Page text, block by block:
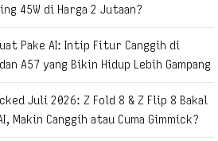
45W di Harga 2 Jutaan?
Pake AI: Intip Fitur Canggih di
A57 yang Bikin Hidup Lebih Gampang
Juli 2026: Z Fold 8 & Z Flip 8 Bakal
Makin Canggih atau Cuma Gimmick?